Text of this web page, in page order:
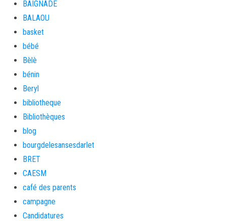
BAIGNADE
BALAOU
basket
bébé
Bèlè
bénin
Beryl
bibliotheque
Bibliothèques
blog
bourgdelesansesdarlet
BRET
CAESM
café des parents
campagne
Candidatures